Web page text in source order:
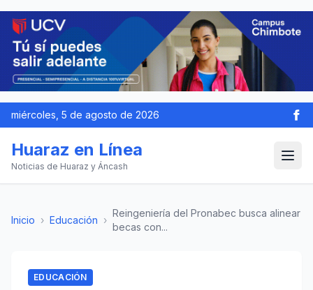
miércoles, 5 de agosto de 2026
Huaraz en Línea
Noticias de Huaraz y Áncash
Inicio › Educación ›
Reingeniería del Pronabec busca alinear
becas con...
EDUCACIÓN